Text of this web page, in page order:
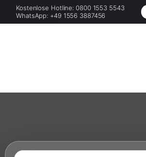
Kostenlose Hotline: 0800 1553 5543
WhatsApp: +49 1556 3887456